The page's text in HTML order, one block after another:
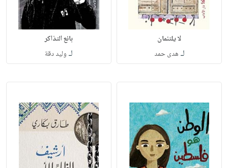
لا يلتئمان
لـ هدى حمد
بائع التذاكر
لـ وليد دقة